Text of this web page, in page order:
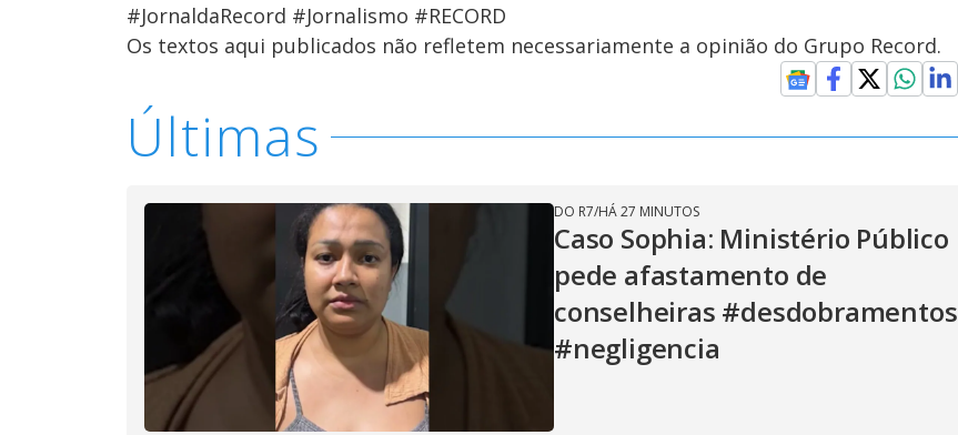
#JornaldaRecord #Jornalismo #RECORD
Os textos aqui publicados não refletem necessariamente a opinião do Grupo Record.
Últimas
DO R7/HÁ 27 MINUTOS
Caso Sophia: Ministério Público
pede afastamento de
conselheiras #desdobramentos
#negligencia